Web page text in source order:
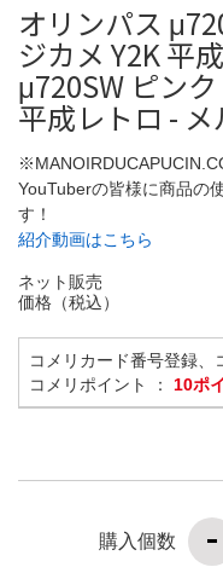
オリンパス
ジカメ Y2K 平
μ720SW ピン
平成レトロ - メ
YouTuberの皆様に商品の
す！
紹介動画はこちら
ネット販売
価格（税込）
コメリカード番号登録
コメリポイント ： 10ポ
購入個数